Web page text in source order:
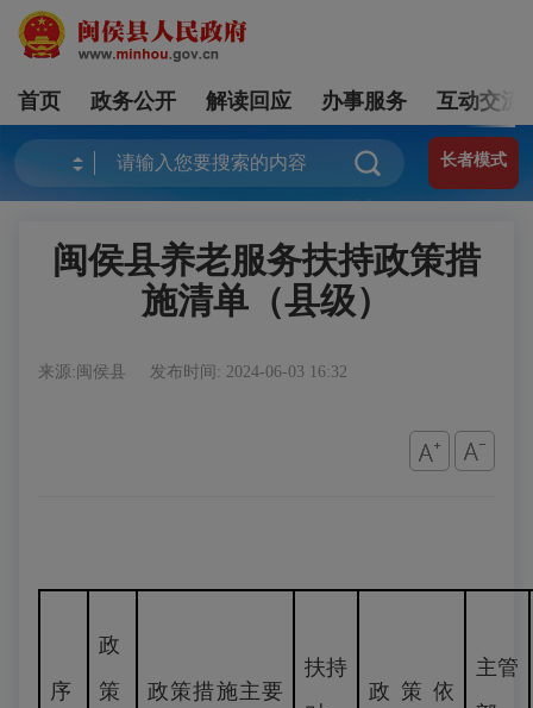
首页 政务公开 解读回应 办事服务 互动交流
长者模式
闽侯县养老服务扶持政策措
施清单（县级）
来源:闽侯县 发布时间: 2024-06-03 16:32
序
政
策
政策措施主要
扶持
政策依
主管